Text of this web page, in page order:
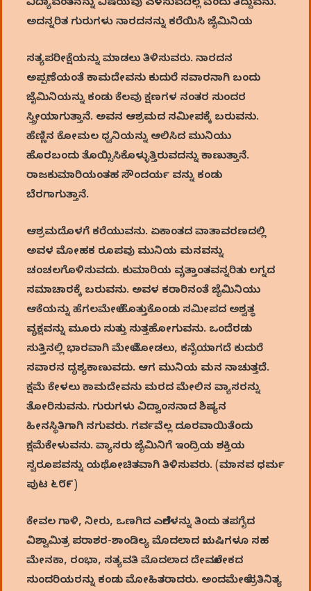
ವಿದ್ಯಾವಂತನನ್ನು ವಿಷಯವು ಎಳಸುವದಿಲ್ಲ ವೆಂದು ತಿದ್ದುವನು.
ಅದನ್ನರಿತ ಗುರುಗಳು ನಾರದನನ್ನು ಕರೆಯಿಸಿ ಜೈಮಿನಿಯ
ಸತ್ಯಪರೀಕ್ಷೆಯನ್ನು ಮಾಡಲು ತಿಳಿಸುವರು. ನಾರದನ
ಅಪ್ಪಣೆಯಂತೆ ಕಾಮದೇವನು ಕುದುರೆ ಸವಾರನಾಗಿ ಬಂದು
ಜೈಮಿನಿಯನ್ನು ಕಂಡು ಕೆಲವು ಕ್ಷಣಗಳ ನಂತರ ಸುಂದರ
ಸ್ತ್ರೀಯಾಗುತ್ತಾನೆ. ಅವನ ಆಶ್ರಮದ ಸಮೀಪಕ್ಕೆ ಬರುವನು.
ಹೆಣ್ಣಿನ ಕೋಮಲ ಧ್ವನಿಯನ್ನು ಆಲಿಸಿದ ಮುನಿಯು
ಹೊರಬಂದು ತೊಯ್ಸಿಸಿಕೊಳ್ಳುತ್ತಿರುವದನ್ನು ಕಾಣುತ್ತಾನೆ.
ರಾಜಕುಮಾರಿಯಂತಹ ಸೌಂದರ್ಯ ವನ್ನು ಕಂಡು
ಬೆರಗಾಗುತ್ತಾನೆ.
ಆಶ್ರಮದೊಳಗೆ ಕರೆಯುವನು. ಏಕಾಂತದ ವಾತಾವರಣದಲ್ಲಿ
ಅವಳ ಮೋಹಕ ರೂಪವು ಮುನಿಯ ಮನವನ್ನು
ಚಂಚಲಗೊಳಿಸುವದು. ಕುಮಾರಿಯ ವೃತ್ತಾಂತವನ್ನರಿತು ಲಗ್ನದ
ಸಮಾಚಾರಕ್ಕೆ ಬರುವನು. ಅವಳ ಕರಾರಿನಂತೆ ಜೈಮಿನಿಯು
ಆಕೆಯನ್ನು ಹೆಗಲಮೇಲೆ ಹೊತ್ತುಕೊಂಡು ಸಮೀಪದ ಅಶ್ವತ್ಥ
ವೃಕ್ಷವನ್ನು ಮೂರು ಸುತ್ತು ಸುತ್ತಹೋಗುವನು. ಒಂದೆರಡು
ಸುತ್ತಿನಲ್ಲಿ ಭಾರವಾಗಿ ಮೇಲೆ ನೋಡಲು, ಕನೈಯಾಗದೆ ಕುದುರೆ
ಸವಾರನ ದೃಶ್ಯಕಾಣುವದು. ಆಗ ಮುನಿಯ ಮನ ನಾಚುತ್ತದೆ.
ಕ್ಷಮೆ ಕೇಳಲು ಕಾಮದೇವನು ಮರದ ಮೇಲಿನ ವ್ಯಾಸರನ್ನು
ತೋರಿಸುವನು. ಗುರುಗಳು ವಿದ್ವಾಂಸನಾದ ಶಿಷ್ಯನ
ಹೀನಸ್ಥಿತಿಗಾಗಿ ನಗುವರು. ಗರ್ವವೆಲ್ಲ ದೂರವಾಯಿತೆಂದು
ಕ್ಷಮೆಕೇಳುವನು. ವ್ಯಾಸರು ಜೈಮಿನಿಗೆ ಇಂದ್ರಿಯ ಶಕ್ತಿಯ
ಸ್ವರೂಪವನ್ನು ಯಥೋಚಿತವಾಗಿ ತಿಳಿಸುವರು. (ಮಾನವ ಧರ್ಮ
ಪುಟ ೬೮೯)
ಕೇವಲ ಗಾಳಿ, ನೀರು, ಒಣಗಿದ ಎಲೆಗಳನ್ನು ತಿಂದು ತಪಗೈದ
ವಿಶ್ವಾಮಿತ್ರ ಪರಾಶರ-ಶಾಂಡಿಲ್ಯ ಮೊದಲಾದ ಋಷಿಗಳೂ ಸಹ
ಮೇನಕಾ, ರಂಭಾ, ಸತ್ಯವತಿ ಮೊದಲಾದ ದೇವಲೋಕದ
ಸುಂದರಿಯರನ್ನು ಕಂಡು ಮೋಹಿತರಾದರು. ಅಂದಮೇಲೆ ಪ್ರತಿನಿತ್ಯ